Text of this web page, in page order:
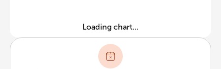
Loading chart...